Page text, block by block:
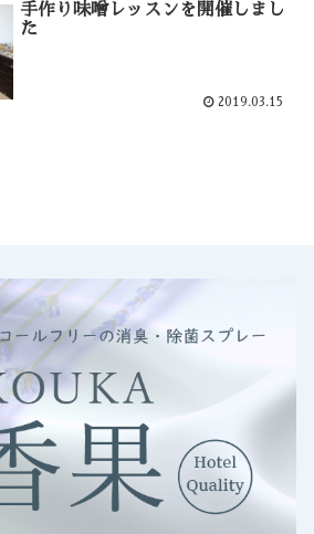
手作り味噌レッスンを開催しまし
た
2019.03.15